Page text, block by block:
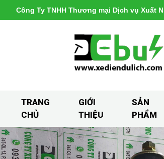
Công Ty TNHH Thương mại Dịch vụ Xuất
TRANG
CHỦ
GIỚI
THIỆU
SẢN
PHẨM